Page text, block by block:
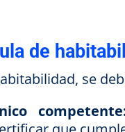
de
se